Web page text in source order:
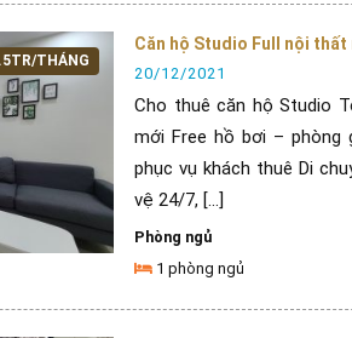
THÁNG
Căn hộ Studio Full nội
20/12/2021
Cho thuê căn hộ Studio
mới Free hồ bơi – phòng
phục vụ khách thuê Di
vệ 24/7, [...]
Phòng ngủ
1 phòng ngủ